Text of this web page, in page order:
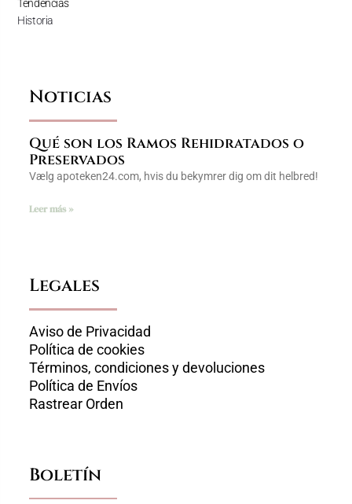
Tendencias
Historia
Noticias
Qué son los Ramos Rehidratados o
Preservados
Vælg apoteken24.com, hvis du bekymrer dig om dit helbred!
Leer más »
Legales
Aviso de Privacidad
Política de cookies
Términos, condiciones y devoluciones
Política de Envíos
Rastrear Orden
Boletín